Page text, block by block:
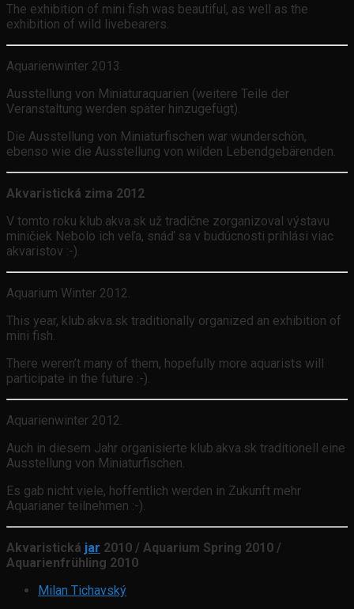
The exhibition of mini fish was beautiful, as well as the
exhibition of wild livebearers.
Aquarienwinter 2013.
Ausstellung von Miniaturaquarien (weitere Teile der
Veranstaltung werden später hinzugefügt).
Die Ausstellung von Miniaturfischen war wunderschön,
ebenso wie die Ausstellung von wilden Lebendgebärenden.
Akvaristická zima 2012
V tomto roku klub.akva.sk už tradične zorganizoval výstavu
miničiek Nebolo ich veľa, snáď sa v budúcnosti prihlási viac
akvaristov :-).
Aquarium Winter 2012.
This year, klub.akva.sk traditionally organized an exhibition of
mini fish.
There weren’t many of them, hopefully more aquarists will
participate in the future :-).
Aquarienwinter 2012.
Auch in diesem Jahr organisierte klub.akva.sk traditionell eine
Ausstellung von Miniaturfischen.
Es gab nicht viele, hoffentlich werden in Zukunft mehr
Aquarianer teilnehmen :-).
Akvaristická jar 2010 / Aquarium Spring 2010 /
Aquarienfrühling 2010
Milan Tichavský